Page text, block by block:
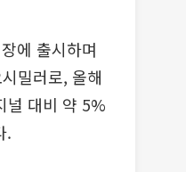
에 출시하며
밀러로, 올해
널 대비 약 5%
.